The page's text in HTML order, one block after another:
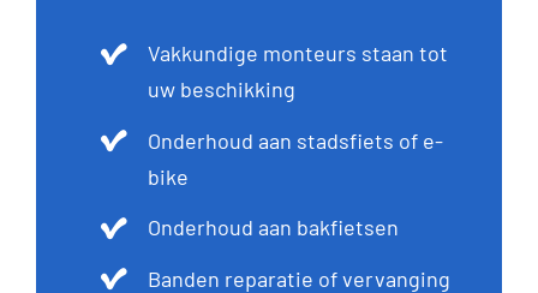
Vakkundige monteurs staan tot
uw beschikking
Onderhoud aan stadsfiets of e-
bike
Onderhoud aan bakfietsen
Banden reparatie of vervanging